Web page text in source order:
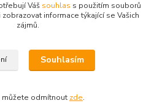
Váš souhlas s použitím souborů
informace týkající se Vašich
zájmů.
Souhlasím
můžete odmítnout zde.